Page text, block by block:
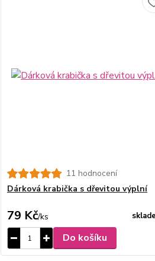
11 hodnocení
Dárková krabička s dřevitou výplní
79 Kč/ks
Do košíku